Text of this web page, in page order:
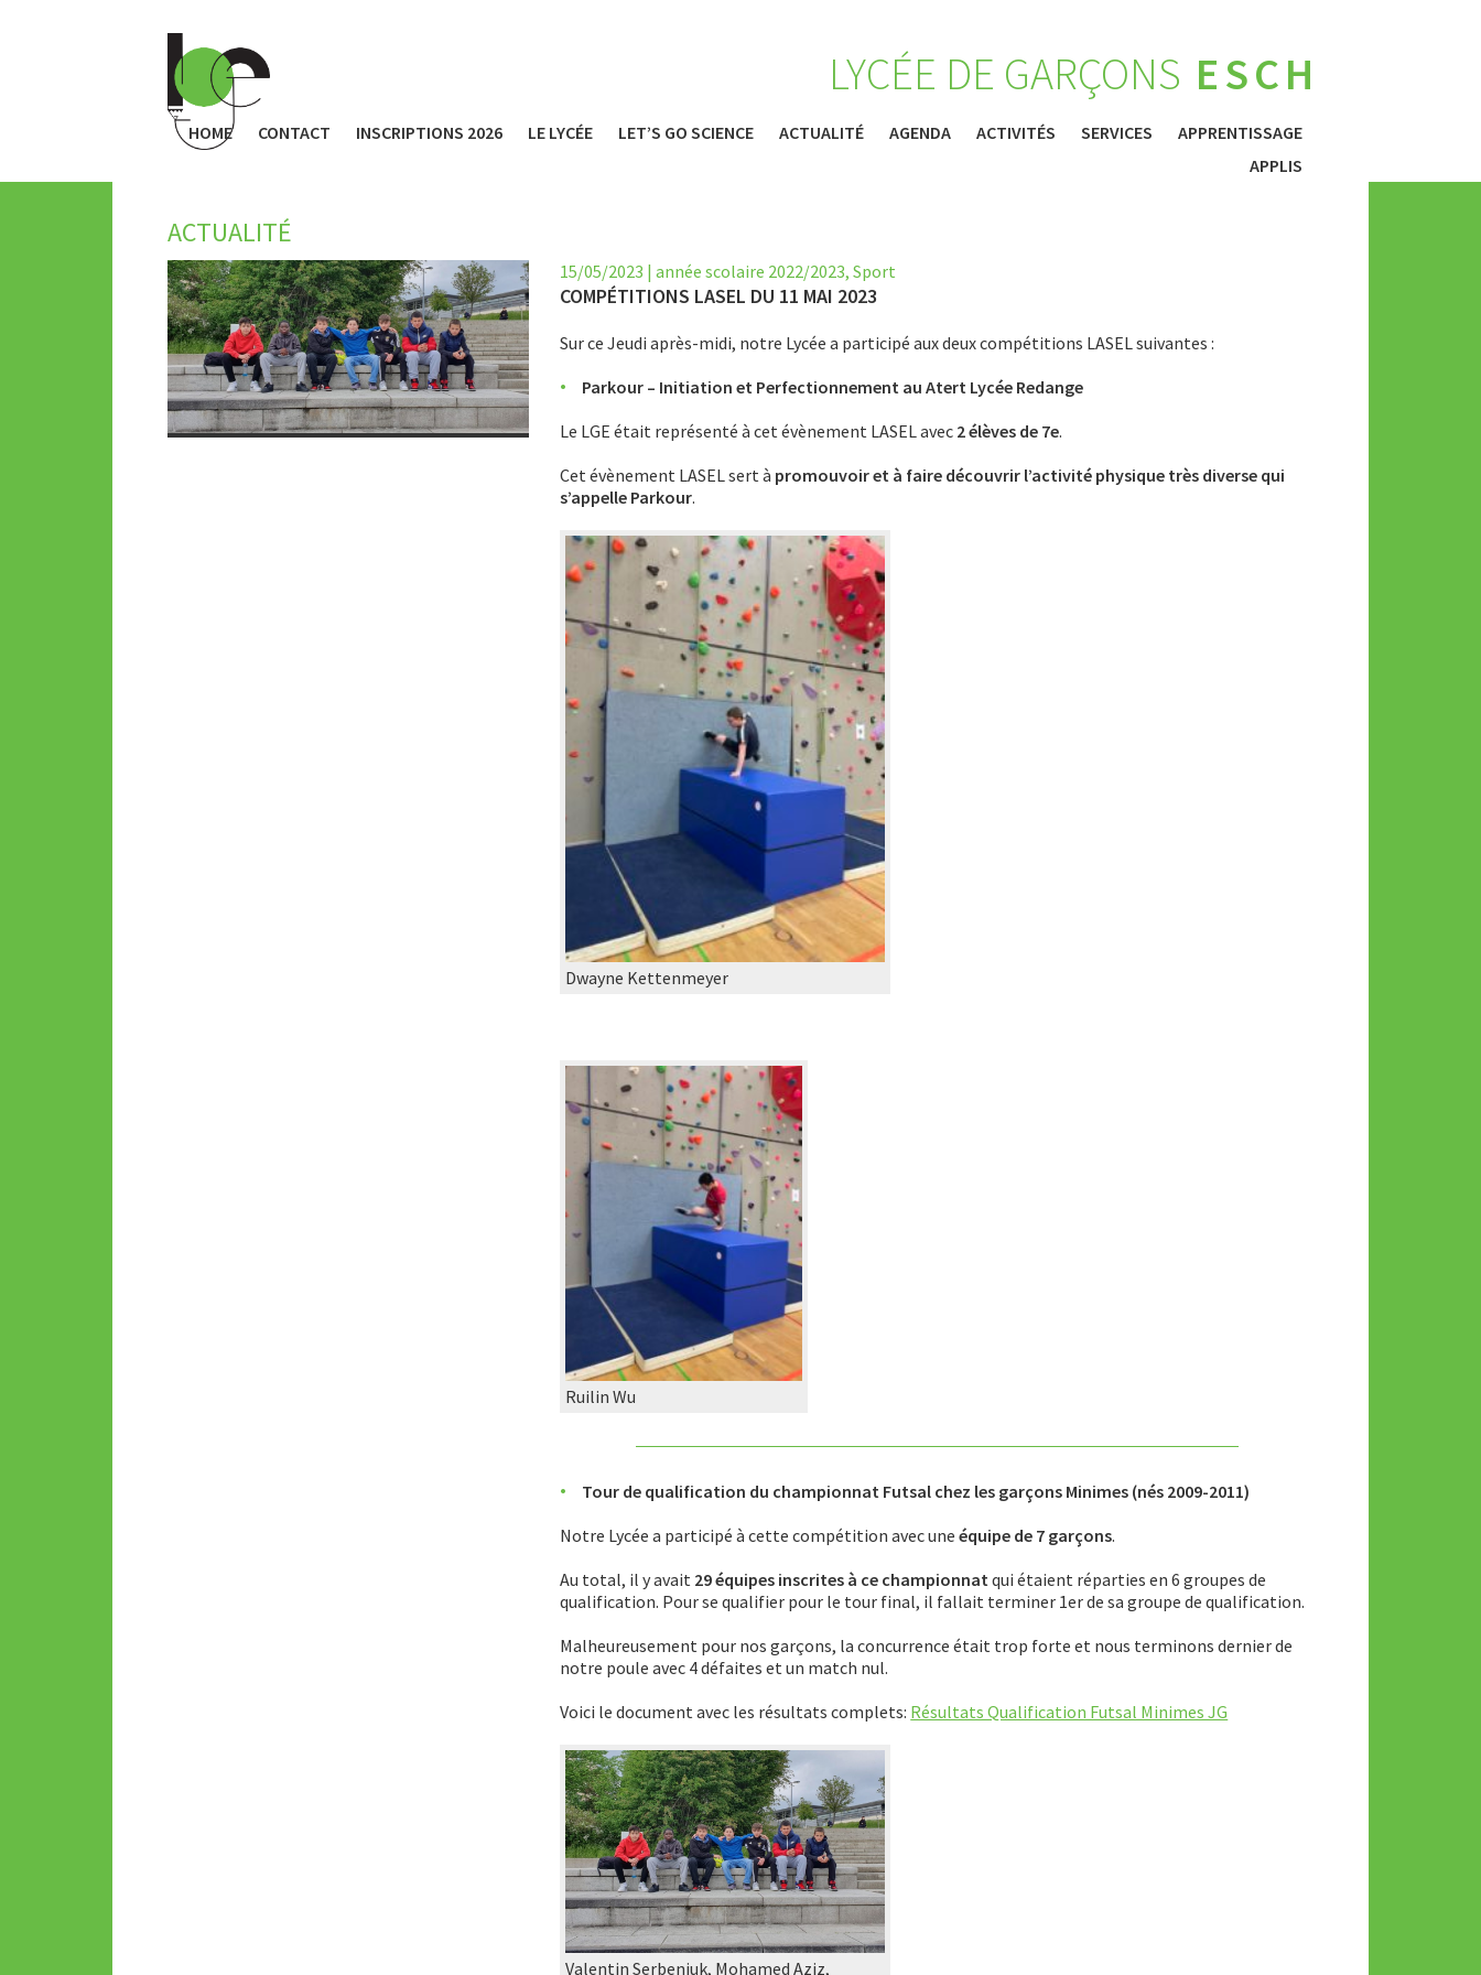
LYCÉE DE GARÇONS ESCH
HOME CONTACT INSCRIPTIONS 2026 LE LYCÉE LET’S GO SCIENCE ACTUALITÉ AGENDA ACTIVITÉS SERVICES
APPRENTISSAGE
APPLIS
ACTUALITÉ
15/05/2023 |année scolaire 2022/2023,Sport
COMPÉTITIONS LASEL DU 11 MAI 2023
Sur ce Jeudi après-midi, notre Lycée a participé aux deux compétitions LASEL suivantes :
Parkour – Initiation et Perfectionnement au Atert Lycée Redange
Le LGE était représenté à cet évènement LASEL avec 2 élèves de 7e.
Cet évènement LASEL sert à promouvoir et à faire découvrir l’activité physique très diverse qui
s’appelle Parkour.
Dwayne Kettenmeyer
Ruilin Wu
Tour de qualification du championnat Futsal chez les garçons Minimes (nés 2009-2011)
Notre Lycée a participé à cette compétition avec uneéquipe de 7 garçons.
Au total, il y avait 29 équipes inscrites à ce championnatqui étaient réparties en 6 groupes de
qualification. Pour se qualifier pour le tour final, il fallait terminer 1er de sa groupe de qualification.
Malheureusement pour nos garçons, la concurrence était trop forte et nous terminons dernier de
notre poule avec 4 défaites et un match nul.
Voici le document avec les résultats complets: Résultats Qualification Futsal Minimes JG
Valentin Serbeniuk, Mohamed Aziz,